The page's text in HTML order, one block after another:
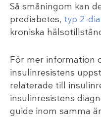
Så småningom kan
prediabetes, typ 2-
kroniska
För mer information
insulinresistens
relaterade till
insulinresistens
guide inom samma